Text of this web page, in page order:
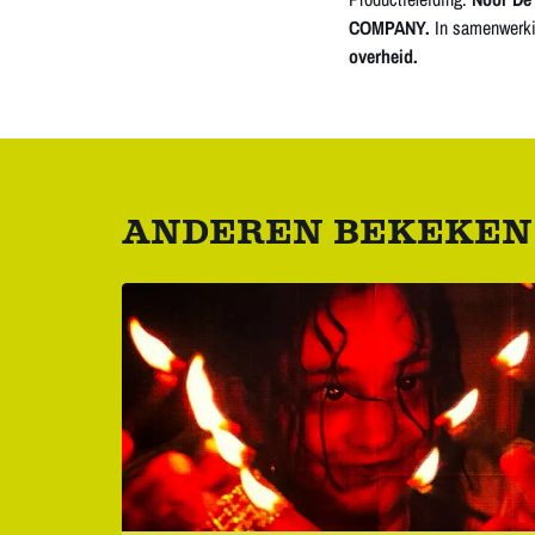
COMPANY. In
overheid.
ANDEREN BEKEKEN